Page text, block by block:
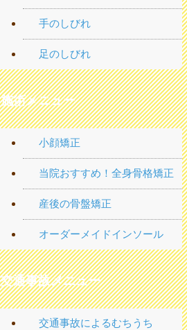
手のしびれ
足のしびれ
施術メニュー
小顔矯正
当院おすすめ！全身骨格矯正
産後の骨盤矯正
オーダーメイドインソール
交通事故メニュー
交通事故によるむちうち